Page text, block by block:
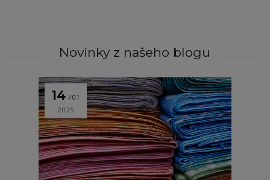
Novinky z našeho blogu
14 01
2025